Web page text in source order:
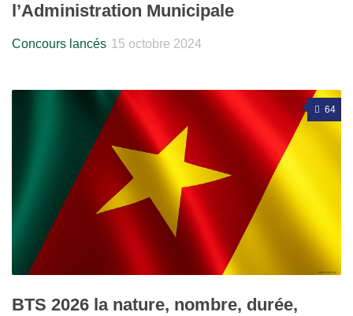
l’Administration Municipale
Concours lancés 15 octobre 2024
64
BTS 2026 la nature, nombre, durée,